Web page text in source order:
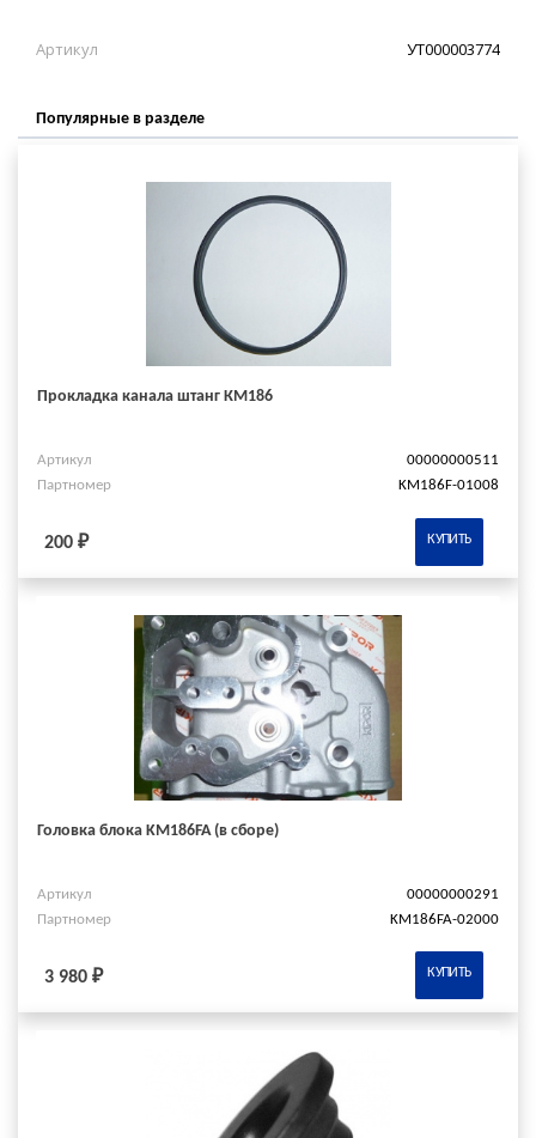
Артикул УТ000003774
Популярные в разделе
Прокладка канала штанг КМ186
Артикул
00000000511
Партномер
KM186F-01008
200 ₽ КУПИТЬ
Головка блока KM186FA (в сборе)
Артикул
00000000291
Партномер
KM186FA-02000
3 980 ₽ КУПИТЬ